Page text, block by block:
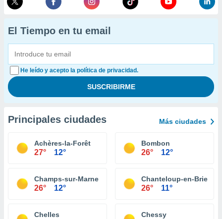
El Tiempo en tu email
He leído y acepto la política de privacidad.
Principales ciudades Más ciudades
Achères-la-Forêt
27° 12°
Bombon
26° 12°
Champs-sur-Marne
26° 12°
Chanteloup-en-Brie
26° 11°
Chelles Chessy